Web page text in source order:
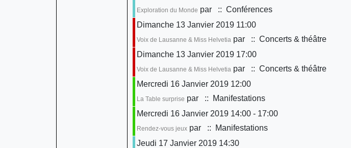
Exploration du Monde par
:: Conférences
Dimanche 13 Janvier 2019 11:00
Voix de Lausanne & Miss Helvetia par
:: Concerts & théâtre
Dimanche 13 Janvier 2019 17:00
Voix de Lausanne & Miss Helvetia par
:: Concerts & théâtre
Mercredi 16 Janvier 2019 12:00
La Table surprise par
:: Manifestations
Mercredi 16 Janvier 2019 14:00 - 17:00
Rendez-vous jeuxpar
:: Manifestations
Jeudi 17 Janvier 2019 14:30